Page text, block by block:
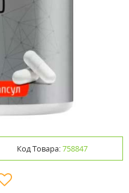
Код Товара:758847